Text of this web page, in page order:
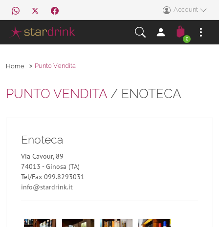
Account
0
Home Punto Vendita
PUNTO VENDITA / ENOTECA
Enoteca
Via Cavour, 89
74013 - Ginosa (TA)
Tel/Fax 099.8293031
info@stardrink.it